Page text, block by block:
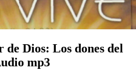
Dios: Los dones del
mp3